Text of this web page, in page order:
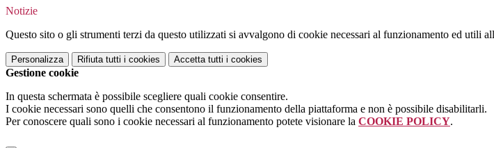
Notizie
Questo sito o gli strumenti terzi da questo utilizzati si avvalgono di cookie necessari al funzionamento ed utili
Personalizza Rifiuta tutti i cookies Accetta tutti i cookies
Gestione cookie
In questa schermata è possibile scegliere quali cookie consentire.
I cookie necessari sono quelli che consentono il funzionamento della piattaforma e non è possibile disabilitarli.
Per conoscere quali sono i cookie necessari al funzionamento potete visionare la COOKIE POLICY.